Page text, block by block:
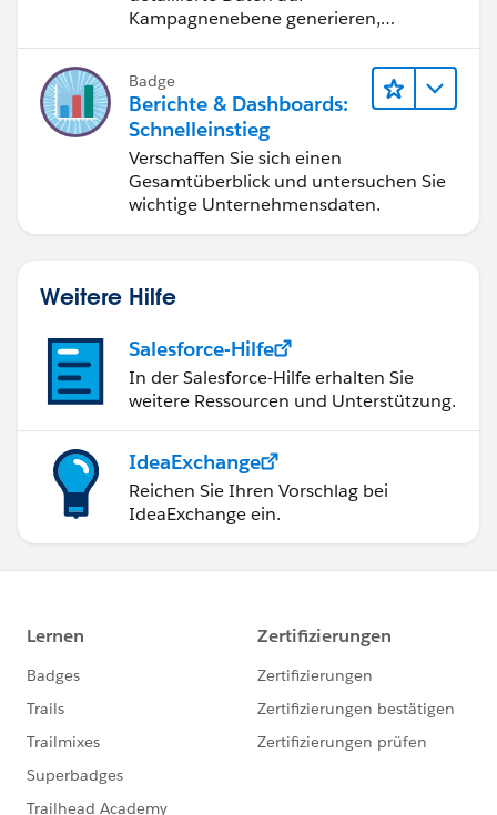
Kampagnenebene generieren,
Badge
Berichte & Dashboards:
Schnelleinstieg
Verschaffen Sie sich einen
Gesamtüberblick und untersuchen Sie
wichtige Unternehmensdaten.
Weitere Hilfe
Salesforce-Hilfe
In der Salesforce-Hilfe erhalten Sie
weitere Ressourcen und Unterstützung.
IdeaExchange
Reichen Sie Ihren Vorschlag bei
IdeaExchange ein.